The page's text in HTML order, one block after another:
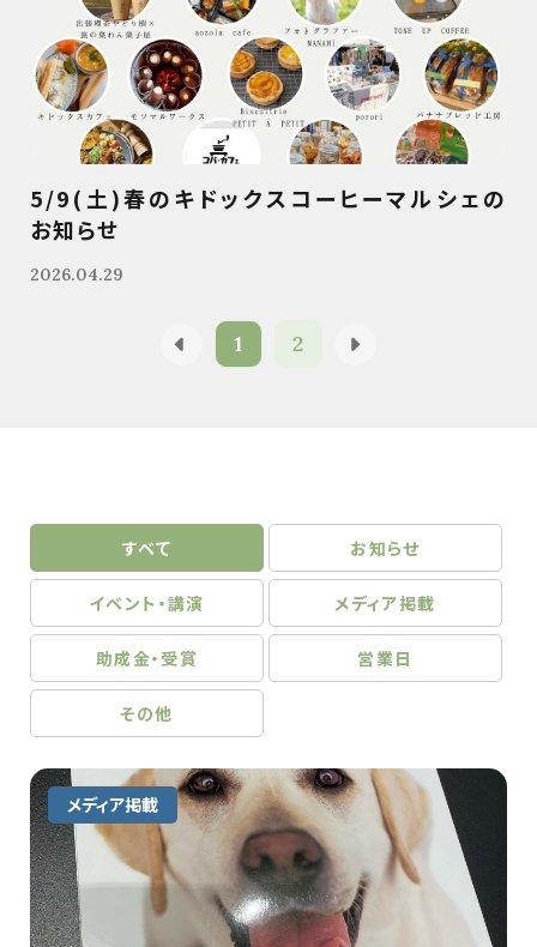
5/9(土)春のキドックスコーヒーマルシェの
お知らせ
2026.04.29
1 2
すべて お知らせ
イベント・講演 メディア掲載
助成金・受賞 営業日
その他
メディア掲載